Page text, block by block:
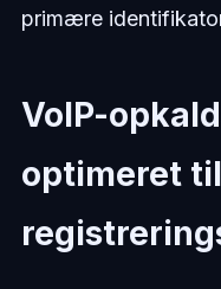
primære
VoIP-
optimeret til